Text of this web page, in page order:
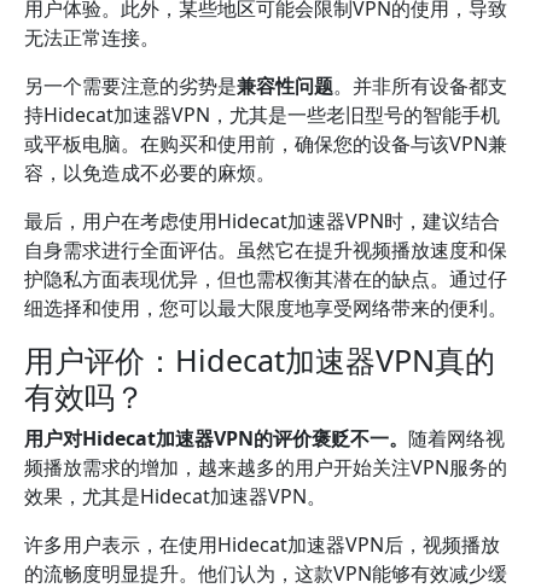
用户体验。此外，某些地区可能会限制VPN的使用，导致
无法正常连接。
另一个需要注意的劣势是兼容性问题。并非所有设备都支
持Hidecat加速器VPN，尤其是一些老旧型号的智能手机
或平板电脑。在购买和使用前，确保您的设备与该VPN兼
容，以免造成不必要的麻烦。
最后，用户在考虑使用Hidecat加速器VPN时，建议结合
自身需求进行全面评估。虽然它在提升视频播放速度和保
护隐私方面表现优异，但也需权衡其潜在的缺点。通过仔
细选择和使用，您可以最大限度地享受网络带来的便利。
用户评价：Hidecat加速器VPN真的
有效吗？
用户对Hidecat加速器VPN的评价褒贬不一。 随着网络视
频播放需求的增加，越来越多的用户开始关注VPN服务的
效果，尤其是Hidecat加速器VPN。
许多用户表示，在使用Hidecat加速器VPN后，视频播放
的流畅度明显提升。他们认为，这款VPN能够有效减少缓